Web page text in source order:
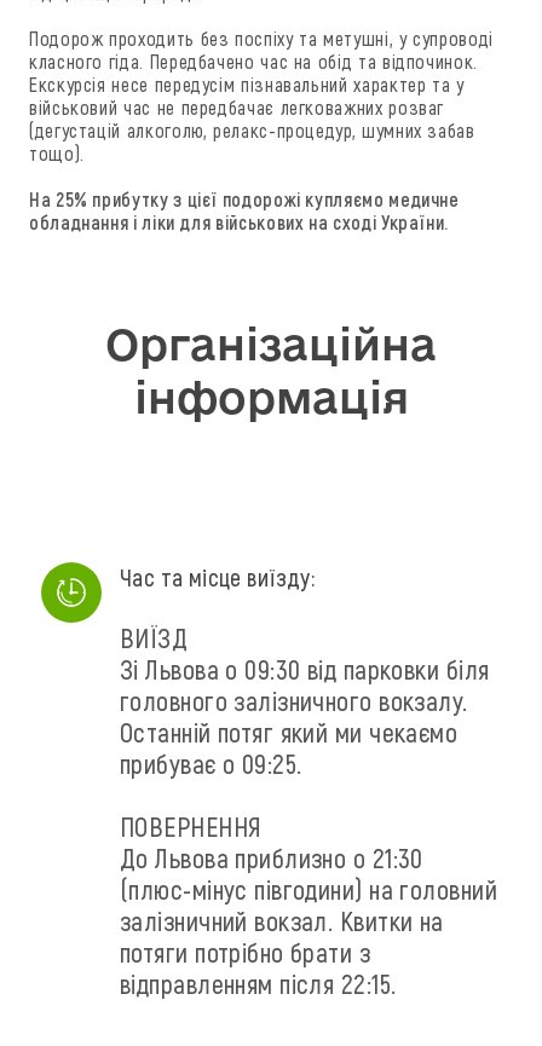
Подорож проходить без поспіху та метушні, у супроводі
класного гіда. Передбачено час на обід та відпочинок.
Екскурсія несе передусім пізнавальний характер та у
військовий час не передбачає легковажних розваг
(дегустацій алкоголю, релакс-процедур, шумних забав
тощо).
На 25% прибутку з цієї подорожі купляємо медичне
обладнання і ліки для військових на сході України.
Організаційна
інформація
Час та місце виїзду:
ВИЇЗД
Зі Львова о 09:30 від парковки біля
головного залізничного вокзалу.
Останній потяг який ми чекаємо
прибуває о 09:25.
ПОВЕРНЕННЯ
До Львова приблизно о 21:30
(плюс-мінус півгодини) на головний
залізничний вокзал. Квитки на
потяги потрібно брати з
відправленням після 22:15.